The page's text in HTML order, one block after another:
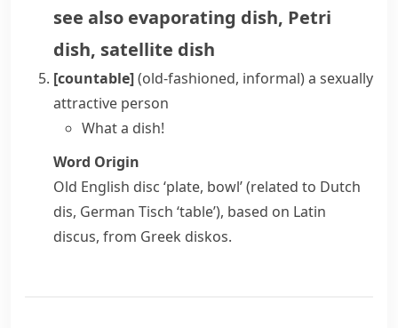
see also evaporating dish, Petri
dish, satellite dish
[countable](old-fashioned, informal)a sexually
attractive person
What a dish!
Word Origin
Old English disc ‘plate, bowl’ (related to Dutch
dis, German Tisch ‘table’), based on Latin
discus, from Greek diskos.